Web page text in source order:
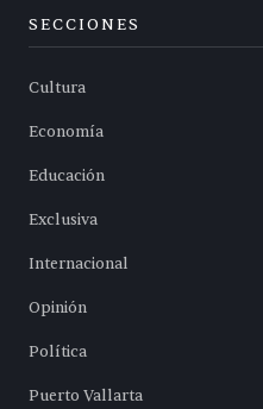
SECCIONES
Cultura
Economía
Educación
Exclusiva
Internacional
Opinión
Política
Puerto Vallarta